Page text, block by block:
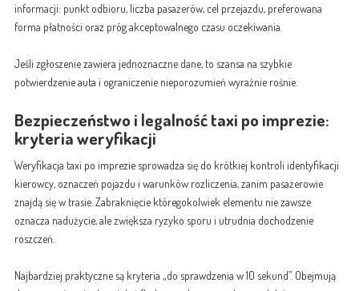
informacji: punkt odbioru, liczba pasażerów, cel przejazdu, preferowana
forma płatności oraz próg akceptowalnego czasu oczekiwania.
Jeśli zgłoszenie zawiera jednoznaczne dane, to szansa na szybkie
potwierdzenie auta i ograniczenie nieporozumień wyraźnie rośnie.
Bezpieczeństwo i legalność taxi po imprezie:
kryteria weryfikacji
Weryfikacja taxi po imprezie sprowadza się do krótkiej kontroli identyfikacji
kierowcy, oznaczeń pojazdu i warunków rozliczenia, zanim pasażerowie
znajdą się w trasie. Zabraknięcie któregokolwiek elementu nie zawsze
oznacza nadużycie, ale zwiększa ryzyko sporu i utrudnia dochodzenie
roszczeń.
Najbardziej praktyczne są kryteria „do sprawdzenia w 10 sekund”. Obejmują